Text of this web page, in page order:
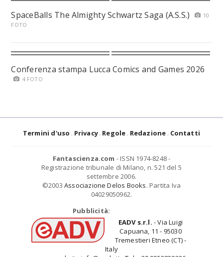
SpaceBalls The Almighty Schwartz Saga (A.S.S.)
10
FOTO
Conferenza stampa Lucca Comics and Games 2026
4 FOTO
Termini d'uso Privacy Regole Redazione Contatti
Fantascienza.com - ISSN 1974-8248 -
Registrazione tribunale di Milano, n. 521 del 5
settembre 2006.
©2003 Associazione Delos Books. Partita Iva
04029050962.
Pubblicità:
EADV s.r.l. - Via Luigi
Capuana, 11 - 95030
Tremestieri Etneo (CT) -
Italy